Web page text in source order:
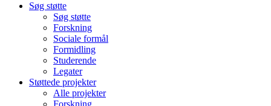
Søg støtte
Søg støtte
Forskning
Sociale formål
Formidling
Studerende
Legater
Støttede projekter
Alle projekter
Forskning